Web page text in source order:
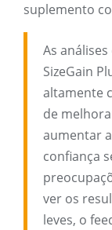
suplemento
As
SizeGain
altamente
de
aumentar
confiança
ver os
leves, o